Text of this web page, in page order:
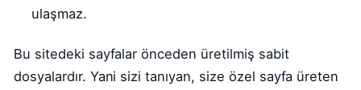
ulaşmaz.
Bu sitedeki sayfalar önceden üretilmiş sabit
dosyalardır. Yani sizi tanıyan, size özel sayfa üreten